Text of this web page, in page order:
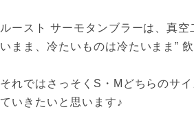
ルースト サーモタンブラーは、真
いまま、冷たいものは冷たいまま”
それではさっそくS・Mどちらのサ
ていきたいと思います♪